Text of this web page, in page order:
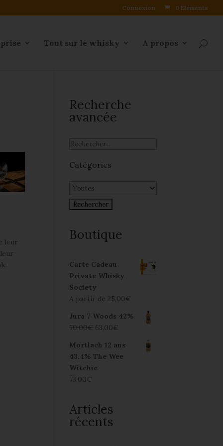
Connexion 0 Éléments
Tout sur le whisky A propos
leur
Recherche
avancée
Catégories
Boutique
Carte Cadeau
Private Whisky
Society
A partir de25,00€
Jura 7 Woods 42%
70,00€ 63,00€
Mortlach 12 ans
43.4% The Wee
Witchie
73,00€
Articles
récents